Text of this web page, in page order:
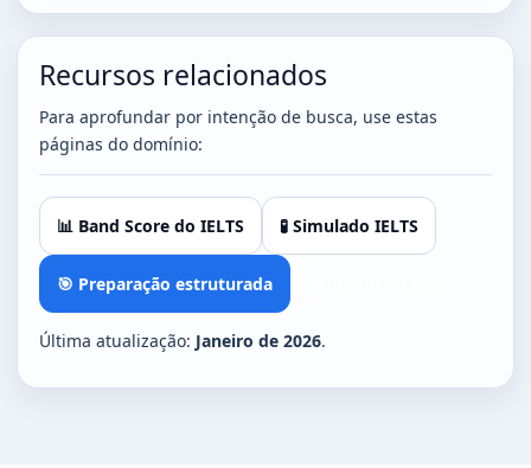
Recursos relacionados
Para aprofundar por intenção de busca, use estas
páginas do domínio:
📊 Band Score do IELTS 🧪 Simulado IELTS
🎯 Preparação estruturada
Última atualização: Janeiro de 2026.